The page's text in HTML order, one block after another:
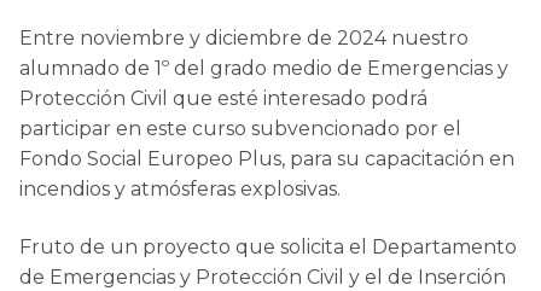
Entre noviembre y diciembre de 2024 nuestro
alumnado de 1º del grado medio de Emergencias y
Protección Civil que esté interesado podrá
participar en este curso subvencionado por el
Fondo Social Europeo Plus, para su capacitación en
incendios y atmósferas explosivas.
Fruto de un proyecto que solicita el Departamento
de Emergencias y Protección Civil y el de Inserción